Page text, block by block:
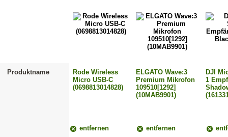
Produktname
Rode Wireless
Micro USB-C
(0698813014828)
ELGATO Wave:3
Premium Mikrofon
109510[1292]
(10MAB9901)
DJI
1
entfernen entfernen